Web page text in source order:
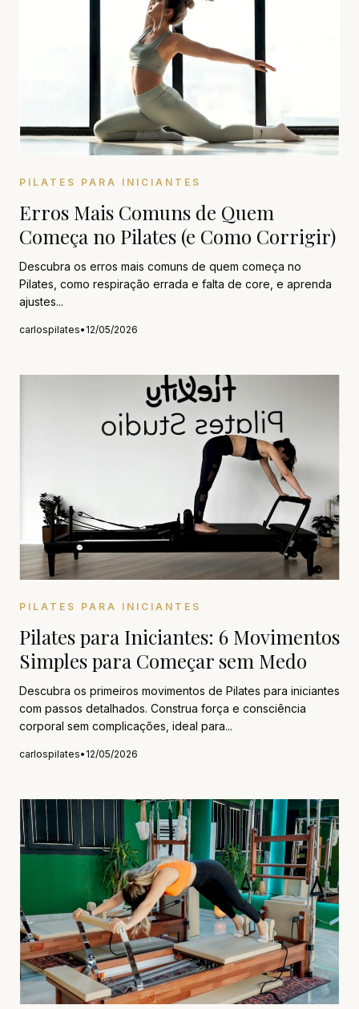
PILATES PARA INICIANTES
Erros Mais Comuns de Quem
Começa no Pilates (e Como Corrigir)
Descubra os erros mais comuns de quem começa no
Pilates, como respiração errada e falta de core, e aprenda
ajustes...
carlospilates• 12/05/2026
PILATES PARA INICIANTES
Pilates para Iniciantes: 6 Movimentos
Simples para Começar sem Medo
Descubra os primeiros movimentos de Pilates para iniciantes
com passos detalhados. Construa força e consciência
corporal sem complicações, ideal para...
carlospilates• 12/05/2026